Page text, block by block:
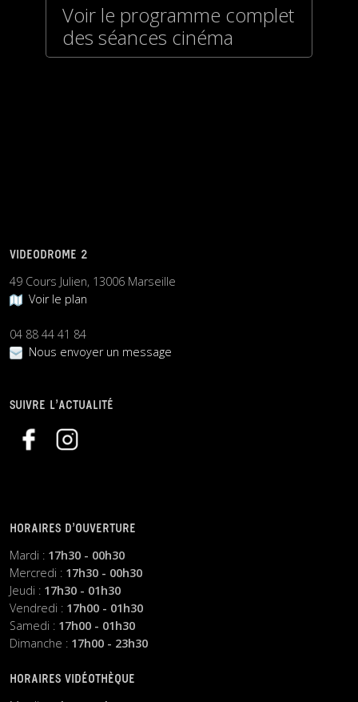
Voir le programme complet
des séances cinéma
VIDEODROME 2
49 Cours Julien, 13006 Marseille
Voir le plan
04 88 44 41 84
Nous envoyer un message
SUIVRE L’ACTUALITÉ
HORAIRES D’OUVERTURE
Mardi : 17h30 - 00h30
Mercredi : 17h30 - 00h30
Jeudi : 17h30 - 01h30
Vendredi : 17h00 - 01h30
Samedi : 17h00 - 01h30
Dimanche : 17h00 - 23h30
HORAIRES VIDÉOTHÈQUE